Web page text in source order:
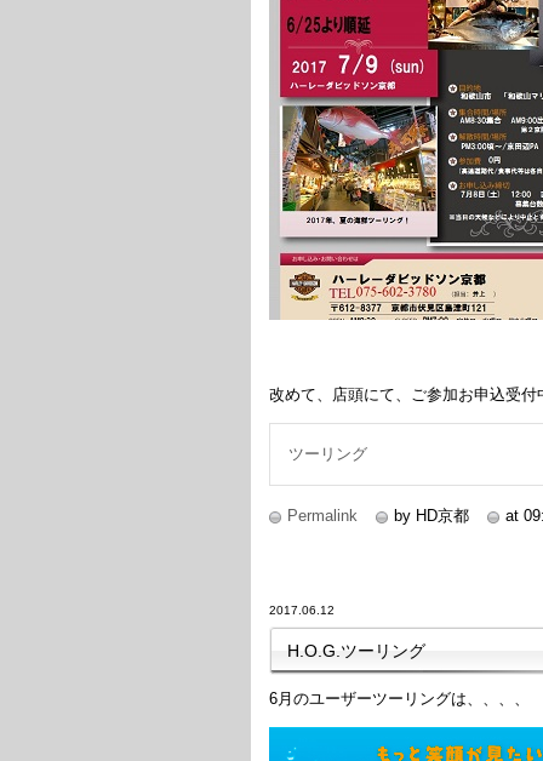
改めて、店頭にて、ご参加お申込受付
ツーリング
Permalink by HD京都 at
2017.06.12
H.O.G.ツーリング
6月のユーザーツーリングは、、、、